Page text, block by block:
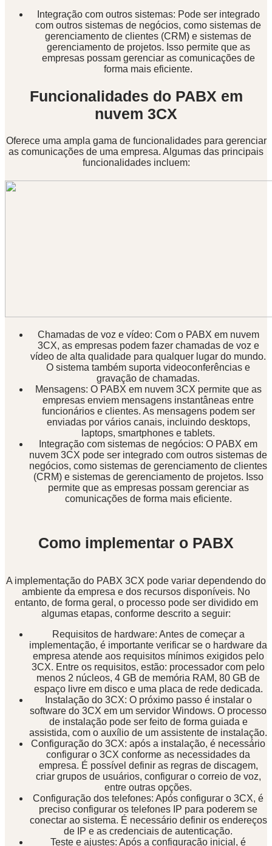
Integração com outros sistemas: Pode ser integrado
com outros sistemas de negócios, como sistemas de
gerenciamento de clientes (CRM) e sistemas de
gerenciamento de projetos. Isso permite que as
empresas possam gerenciar as comunicações de
forma mais eficiente.
Funcionalidades do PABX em
nuvem 3CX
Oferece uma ampla gama de funcionalidades para gerenciar
as comunicações de uma empresa. Algumas das principais
funcionalidades incluem:
Chamadas de voz e vídeo: Com o PABX em nuvem
3CX, as empresas podem fazer chamadas de voz e
vídeo de alta qualidade para qualquer lugar do mundo.
O sistema também suporta videoconferências e
gravação de chamadas.
Mensagens: O PABX em nuvem 3CX permite que as
empresas enviem mensagens instantâneas entre
funcionários e clientes. As mensagens podem ser
enviadas por vários canais, incluindo desktops,
laptops, smartphones e tablets.
Integração com sistemas de negócios: O PABX em
nuvem 3CX pode ser integrado com outros sistemas de
negócios, como sistemas de gerenciamento de clientes
(CRM) e sistemas de gerenciamento de projetos. Isso
permite que as empresas possam gerenciar as
comunicações de forma mais eficiente.
Como implementar o PABX
A implementação do PABX 3CX pode variar dependendo do
ambiente da empresa e dos recursos disponíveis. No
entanto, de forma geral, o processo pode ser dividido em
algumas etapas, conforme descrito a seguir:
Requisitos de hardware: Antes de começar a
implementação, é importante verificar se o hardware da
empresa atende aos requisitos mínimos exigidos pelo
3CX. Entre os requisitos, estão: processador com pelo
menos 2 núcleos, 4 GB de memória RAM, 80 GB de
espaço livre em disco e uma placa de rede dedicada.
Instalação do 3CX: O próximo passo é instalar o
software do 3CX em um servidor Windows. O processo
de instalação pode ser feito de forma guiada e
assistida, com o auxílio de um assistente de instalação.
Configuração do 3CX: após a instalação, é necessário
configurar o 3CX conforme as necessidades da
empresa. É possível definir as regras de discagem,
criar grupos de usuários, configurar o correio de voz,
entre outras opções.
Configuração dos telefones: Após configurar o 3CX, é
preciso configurar os telefones IP para poderem se
conectar ao sistema. É necessário definir os endereços
de IP e as credenciais de autenticação.
Teste e ajustes: Após a configuração inicial, é